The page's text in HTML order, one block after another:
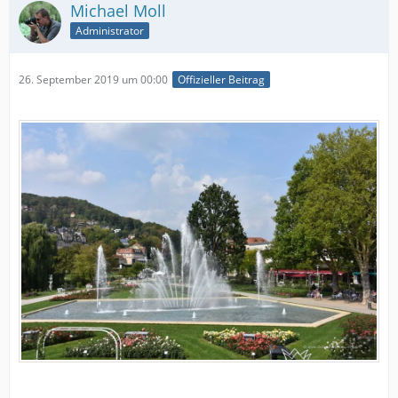
Michael Moll
Administrator
26. September 2019 um 00:00 Offizieller Beitrag